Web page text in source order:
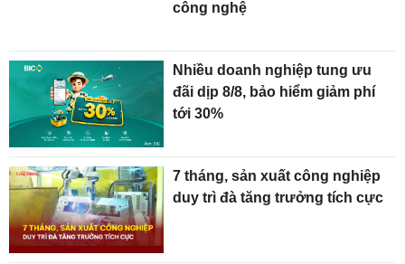
công nghệ
Nhiều doanh nghiệp tung ưu
đãi dịp 8/8, bảo hiểm giảm phí
tới 30%
7 tháng, sản xuất công nghiệp
duy trì đà tăng trưởng tích cực